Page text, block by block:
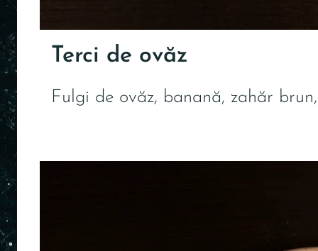
Terci de ovăz
Fulgi de ovăz, banană, zahăr